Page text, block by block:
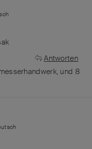
Antworten
, und 8